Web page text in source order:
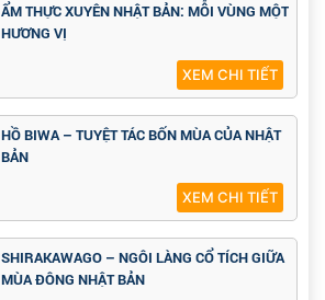
ẨM THỰC XUYÊN NHẬT BẢN: MỖI VÙNG MỘT
HƯƠNG VỊ
XEM CHI TIẾT
HỒ BIWA – TUYỆT TÁC BỐN MÙA CỦA NHẬT
BẢN
XEM CHI TIẾT
SHIRAKAWAGO – NGÔI LÀNG CỔ TÍCH GIỮA
MÙA ĐÔNG NHẬT BẢN